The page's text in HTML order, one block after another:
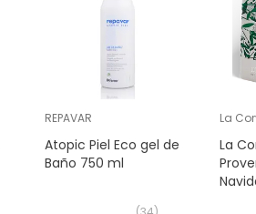
REPAVAR
Atopic Piel Eco gel de
Baño 750 ml
La
La